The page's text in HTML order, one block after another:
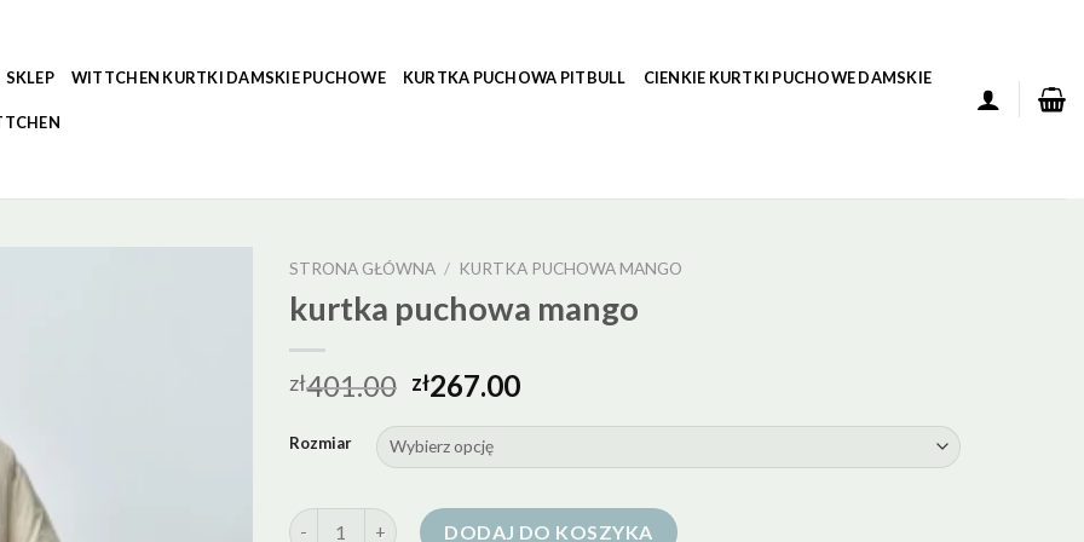
SKLEP WITTCHEN KURTKI DAMSKIE PUCHOWE KURTKA PUCHOWA PITBULL CIENKIE KURTKI PUCHOWE DAMSKIE
STRONA GŁÓWNA / KURTKA PUCHOWA MANGO
kurtka puchowa mango
zł401.00 zł267.00
Rozmiar
ilość kurtka puchowa mangoDODAJ DO KOSZYKA